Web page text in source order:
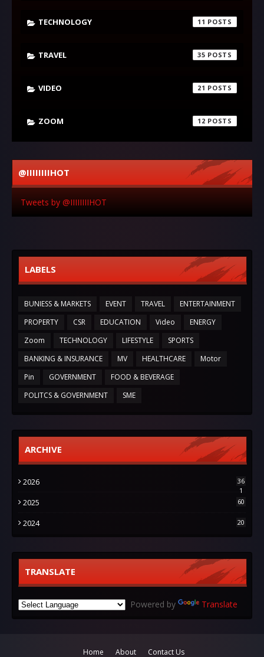
TECHNOLOGY 11
TRAVEL 35
VIDEO 21
ZOOM 12
@IIIIIIIIHOT
Tweets by @IIIIIIIIHOT
LABELS
BUNIESS & MARKETS EVENT TRAVEL
ENTERTAINMENT
PROPERTY
CSR EDUCATION Video
ENERGY
Zoom
TECHNOLOGY LIFESTYLE
SPORTS
BANKING & INSURANCE
MV HEALTHCARE
Motor
Pin
GOVERNMENT
FOOD & BEVERAGE
POLITCS & GOVERNMENT
SME
ARCHIVE
2026
36
1
2025 60
2024 20
TRANSLATE
Powered by Translate
Home About Contact Us